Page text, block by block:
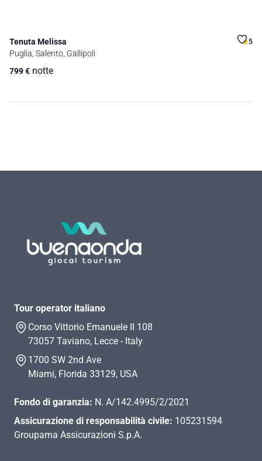
Tenuta Melissa 5
Puglia, Salento, Gallipoli
799€ notte
Tour operator italiano
Corso Vittorio Emanuele II 108
73057 Taviano, Lecce - Italy
1700 SW 2nd Ave
Miami, Florida 33129, USA
Fondo di garanzia: N. A/142.4995/2/2021
Assicurazione di responsabilità civile: 105231594
Groupama Assicurazioni S.p.A.